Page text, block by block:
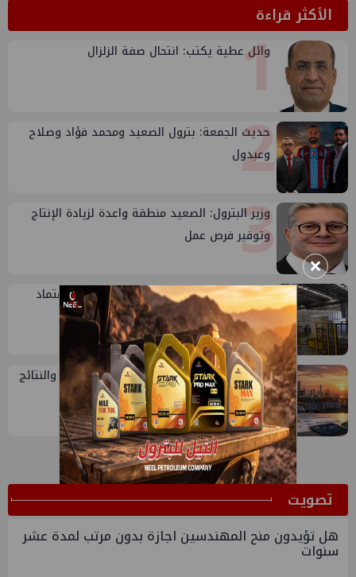
الأكثر قراءة1
وائل عطية يكتب: انتحال صفة الزلزال
2
حديث الجمعة: بترول الصعيد ومحمد فؤاد وصلاح
وعبدول
3
وزير البترول: الصعيد منطقة واعدة لزيادة الإنتاج
وتوفير فرص عمل
4
سيدبك تؤكد ريادتها في جودة الخامات باعتماد
عالمي جديد
5
تقييم أداء وزارة البترول...بين حساب الأداء والنتائج
ﺗﺼﻮﻳﺖ
هل تؤيدون منح المهندسين اجازة بدون مرتب لمدة عشر
سنوات
×